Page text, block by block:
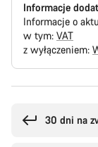
Informacje
Informacje o
w tym: VAT
z wyłączeniem:
30 dni na